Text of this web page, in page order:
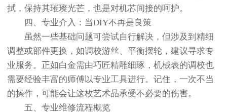
拭，保持其璀璨光芒，也是对机芯间接的呵护。
四、专业介入：当DIY不再是良策
虽然一些基础问题可尝试自行解决，但涉及到精细
调整或部件更换，如调校游丝、平衡摆轮，建议寻求专
业服务。正如白金需由巧匠精雕细琢，机械表的调校也
需要经验丰富的师傅以专业工具进行。记住，一次不当
的操作，可能会让这枚艺术品承受不必要的伤害。
五、专业维修流程概览